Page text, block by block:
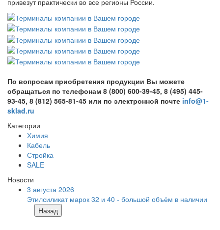
По вопросам приобретения продукции Вы можете
обращаться по телефонам 8 (800) 600-39-45, 8 (495) 445-
93-45, 8 (812) 565-81-45 или по электронной почте info@1-
sklad.ru
Категории
Химия
Кабель
Стройка
SALE
Новости
3 августа 2026
Этилсиликат марок 32 и 40 - большой объём в наличии
Назад